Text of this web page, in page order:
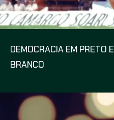
DEMOCRACIA EM PRETO E
BRANCO